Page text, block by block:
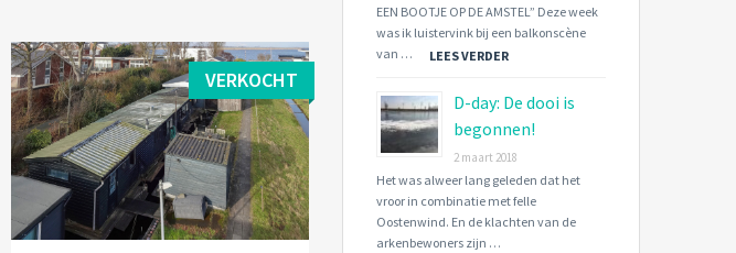
VERKOCHT
EEN BOOTJE OP DE AMSTEL” Deze week
was ik luistervink bij een balkonscène
van …
LEES VERDER
D-day: De dooi is
begonnen!
2 maart 2018
Het was alweer lang geleden dat het
vroor in combinatie met felle
Oostenwind. En de klachten van de
arkenbewoners zijn …